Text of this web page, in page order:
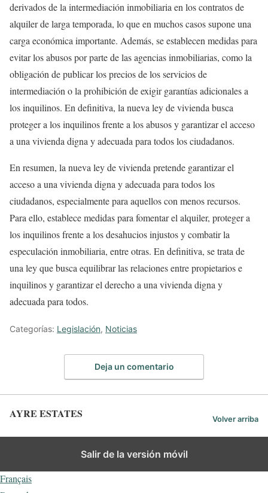
derivados de la intermediación inmobiliaria en los contratos de
alquiler de larga temporada, lo que en muchos casos supone una
carga económica importante. Además, se establecen medidas para
evitar los abusos por parte de las agencias inmobiliarias, como la
obligación de publicar los precios de los servicios de
intermediación o la prohibición de exigir garantías adicionales a
los inquilinos. En definitiva, la nueva ley de vivienda busca
proteger a los inquilinos frente a los abusos y garantizar el acceso
a una vivienda digna y adecuada para todos los ciudadanos.
En resumen, la nueva ley de vivienda pretende garantizar el
acceso a una vivienda digna y adecuada para todos los
ciudadanos, especialmente para aquellos con menos recursos.
Para ello, establece medidas para fomentar el alquiler, proteger a
los inquilinos frente a los desahucios injustos y combatir la
especulación inmobiliaria, entre otras. En definitiva, se trata de
una ley que busca equilibrar las relaciones entre propietarios e
inquilinos y garantizar el derecho a una vivienda digna y
adecuada para todos.
Categorías: Legislación, Noticias
Deja un comentario
AYRE ESTATES Volver arriba
Salir de la versión móvil
Français